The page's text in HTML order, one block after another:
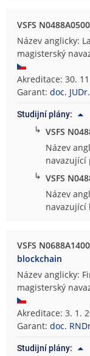
VSFS
Název anglicky:
magisterský
Akreditace: 30.
Garant:doc.
Studijní plány:
↳ VSFS
Název
navazující
↳ VSFS
Název
navazující
VSFS
blockchain
Název anglicky:
magisterský
Akreditace: 3. 1.
Garant:doc.
Studijní plány: